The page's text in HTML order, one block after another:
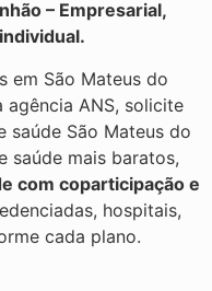
– Empresarial,
em São Mateus do
agência ANS, solicite
saúde São Mateus do
saúde mais baratos,
com coparticipação e
hospitais,
cada plano.